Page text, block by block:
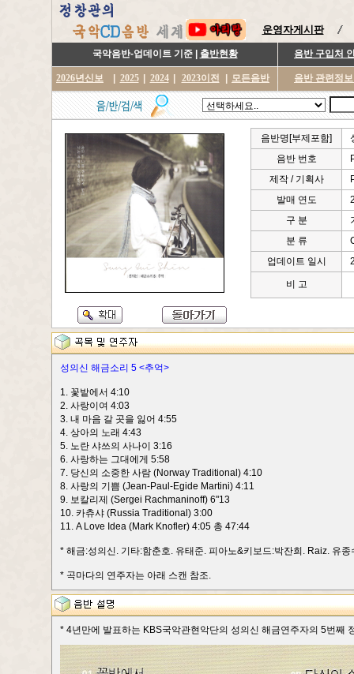
운영자게시판
국악음반-업데이트 기준 | 출반현황 음반 구입처
2026년신보 2025 2024 2023이전 모든음반 음반 관련정
음반명[부제포함]
음반 번호
제작 / 기획사
발매 연도
구 분
분 류
업데이트 일시
비 고
성의신 해금소리 5 <추억>
1. 꽃밭에서 4:10
2. 사랑이여 4:03
3. 내 마음 갈 곳을 잃어 4:55
4. 상아의 노래 4:43
5. 노란 샤쓰의 사나이 3:16
6. 사랑하는 그대에게 5:58
7. 당신의 소중한 사람 (Norway Traditional) 4:10
8. 사랑의 기쁨 (Jean-Paul-Egide Martini) 4:11
9. 보칼리제 (Sergei Rachmaninoff) 6"13
10. 카츄샤 (Russia Traditional) 3:00
11. A Love Idea (Mark Knofler) 4:05 총 47:44
* 해금:성의신. 기타:함춘호. 유태준. 피아노&키보드:박잔희. Raiz. 유
* 곡마다의 연주자는 아래 스캔 참조.
* 4년만에 발표하는 KBS국악관현악단의 성의신 해금연주자의 5번째